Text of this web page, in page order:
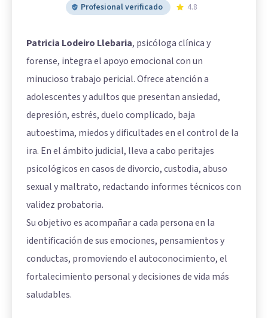
Profesional verificado 4.8
Patricia Lodeiro Llebaria, psicóloga clínica y
forense, integra el apoyo emocional con un
minucioso trabajo pericial. Ofrece atención a
adolescentes y adultos que presentan ansiedad,
depresión, estrés, duelo complicado, baja
autoestima, miedos y dificultades en el control de la
ira. En el ámbito judicial, lleva a cabo peritajes
psicológicos en casos de divorcio, custodia, abuso
sexual y maltrato, redactando informes técnicos con
validez probatoria.
Su objetivo es acompañar a cada persona en la
identificación de sus emociones, pensamientos y
conductas, promoviendo el autoconocimiento, el
fortalecimiento personal y decisiones de vida más
saludables.